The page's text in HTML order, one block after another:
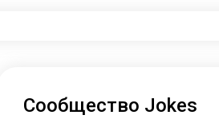
Сообщество Jokes